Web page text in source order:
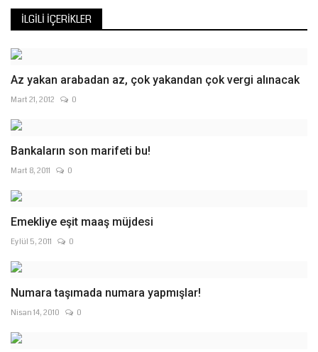
İLGILI İÇERIKLER
Az yakan arabadan az, çok yakandan çok vergi alınacak
Mart 21, 2012 0
Bankaların son marifeti bu!
Mart 8, 2011 0
Emekliye eşit maaş müjdesi
Eylül 5, 2011 0
Numara taşımada numara yapmışlar!
Nisan 14, 2010 0